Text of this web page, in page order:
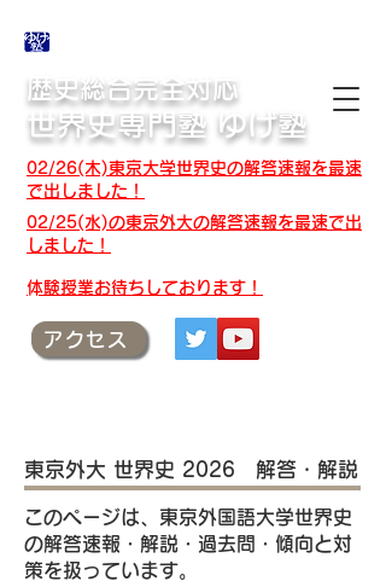
歴史総合完全対応
世界史専門塾 ゆげ塾
02/25(水)の東京外大の解答速報を最速で出
しました！
​体験授業お待ちしております！
アクセス
02/26(木)東京大学世界史の解答速報を最速
で出しました！
​東京外大 世界史 2026 解答・解説
このページは、東京外国語大学世界史
の解答速報・解説・過去問・傾向と対
策を扱っています。